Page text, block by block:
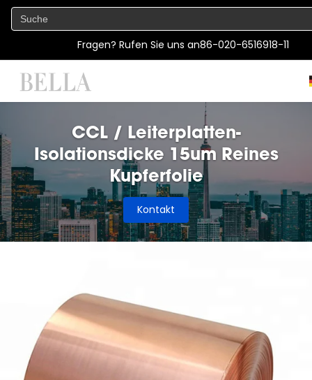
Fragen? Rufen Sie uns an86-020-6516918-11
CCL / Leiterplatten-
Isolationsdicke 15um Reines
Kupferfolie
Kontakt